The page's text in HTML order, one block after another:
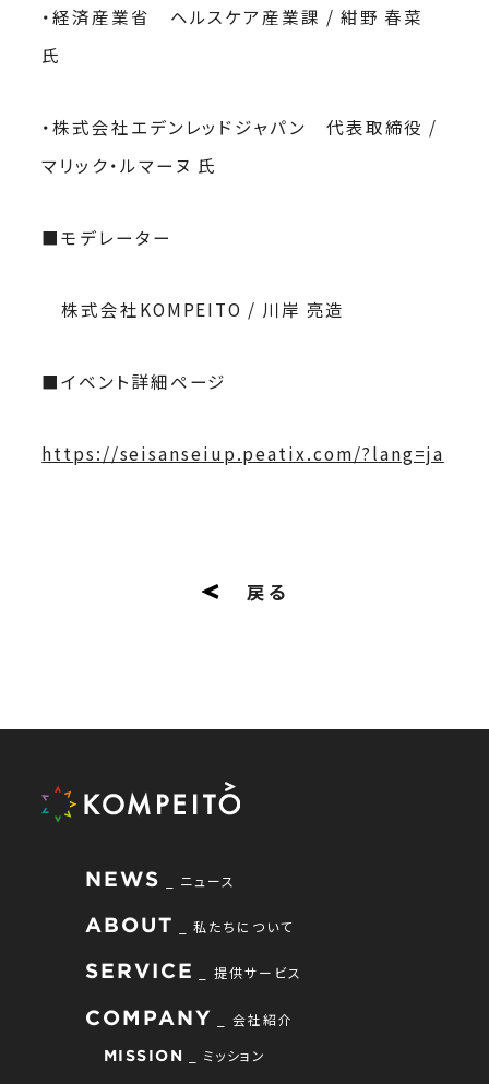
・経済産業省 ヘルスケア産業課 / 紺野 春菜
氏
・株式会社エデンレッドジャパン 代表取締役 /
マリック・ルマーヌ 氏
■モデレーター
株式会社KOMPEITO / 川岸 亮造
■イベント詳細ページ
https://seisanseiup.peatix.com/?lang=ja
戻る
NEWS ニュース
ABOUT 私たちについて
SERVICE 提供サービス
COMPANY 会社紹介
MISSION ミッション